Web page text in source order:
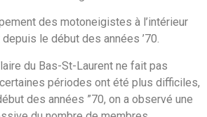
des motoneigistes à l’intérieur
le début des années ’70.
du Bas-St-Laurent ne fait pas
périodes ont été plus difficiles,
des années ”70, on a observé une